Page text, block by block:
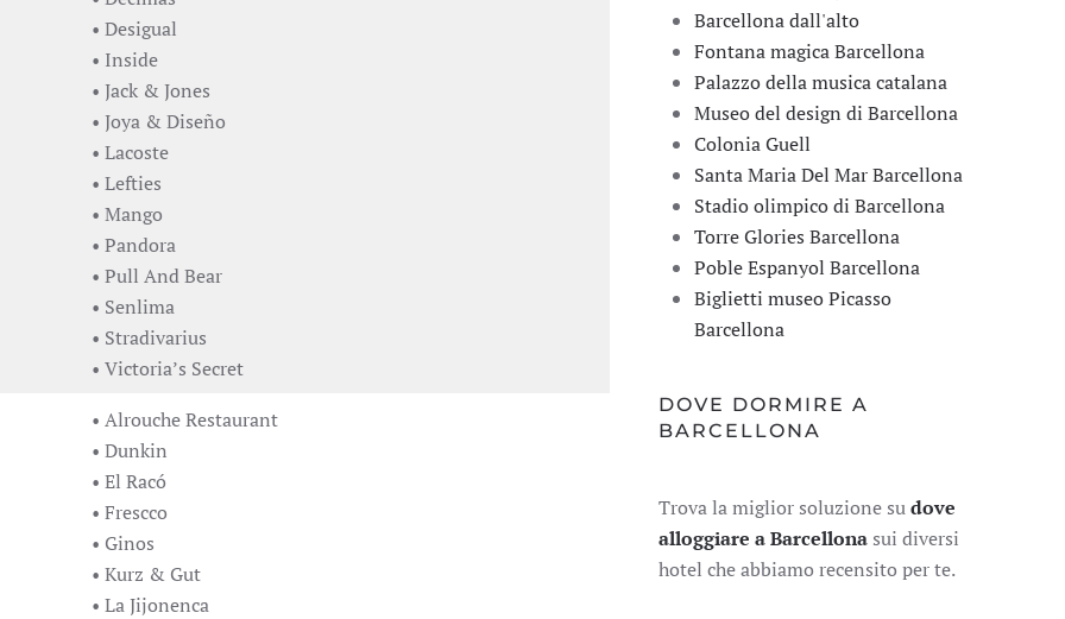
• Desigual
• Inside
• Jack & Jones
• Joya & Diseño
• Lacoste
• Lefties
• Mango
• Pandora
• Pull And Bear
• Senlima
• Stradivarius
• Victoria’s Secret
• Alrouche Restaurant
• Dunkin
• El Racó
• Frescco
• Ginos
• Kurz & Gut
• La Jijonenca
Barcellona dall'alto
Fontana magica Barcellona
Palazzo della musica catalana
Museo del design di Barcellona
Colonia Guell
Santa Maria Del Mar Barcellona
Stadio olimpico di Barcellona
Torre Glories Barcellona
Poble Espanyol Barcellona
Biglietti museo Picasso
Barcellona
DOVE DORMIRE A
BARCELLONA
Trova la miglior soluzione sudove
alloggiare a Barcellona sui diversi
hotel che abbiamo recensito per te.